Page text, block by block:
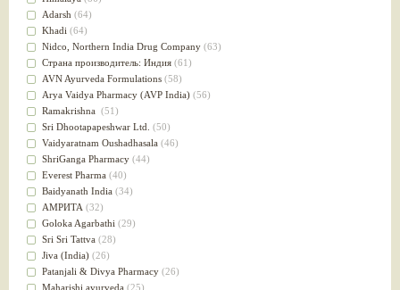
выводит токсины
Для здоровья печени
Для тела(39)
для очищения крови(38)
При диабете(38)
Антиоксидант(37)
Для Капха(Кафа) доши
От паразитов(37)
При расстройстве желудка (36)
Успокоительное(36)
Для глаз(34)
от геморроя(34)
Противовоспалительное
Для Питта доши(32)
Для сердца(32)
Для сосудов головного мозга
Для полости рта(32)
Дефицит железа(31)
Adarsh (64)
Khadi (64)
Nidсo, Northern India Drug Company (63)
Страна производитель: Индия (61)
AVN Ayurveda Formulations (58)
Arya Vaidya Pharmacy (AVP India) (56)
Ramakrishna (51)
Sri Dhootapapeshwar Ltd. (50)
Vaidyaratnam Oushadhasala (46)
ShriGanga Pharmacy (44)
Everest Pharma (40)
Baidyanath India (34)
АМРИТА (32)
Goloka Agarbathi (29)
Sri Sri Tattva (28)
Jiva (India) (26)
Patanjali & Divya Pharmacy (26)
Maharishi ayurveda (25)